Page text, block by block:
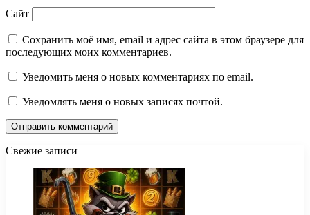
Сайт
Сохранить моё имя, email и адрес сайта в этом браузере для
последующих моих комментариев.
Уведомить меня о новых комментариях по email.
Уведомлять меня о новых записях почтой.
Свежие записи